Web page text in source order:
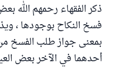
ذكر الفقهاء رحمهم الله
فسخ النكاح بوجودها ،
بمعنى جواز طلب الفسخ
أحدهما في الآخر بعض